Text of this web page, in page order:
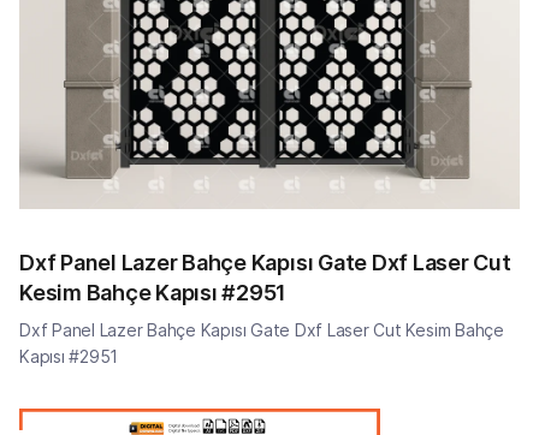
Dxf Panel Lazer Bahçe Kapısı Gate Dxf Laser Cut
Kesim Bahçe Kapısı #2951
Dxf Panel Lazer Bahçe Kapısı Gate Dxf Laser Cut Kesim Bahçe
Kapısı #2951